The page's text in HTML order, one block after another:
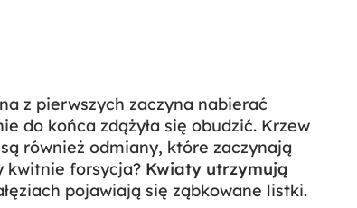
z pierwszych zaczyna nabierać
do końca zdążyła się obudzić. Krzew
również odmiany, które zaczynają
kwitnie forsycja? Kwiaty utrzymują
pojawiają się ząbkowane listki.